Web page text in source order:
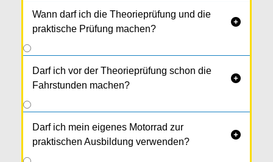
Wann darf ich die Theorieprüfung und die
praktische Prüfung machen?

Darf ich vor der Theorieprüfung schon die
Fahrstunden machen?

Darf ich mein eigenes Motorrad zur
praktischen Ausbildung verwenden?
